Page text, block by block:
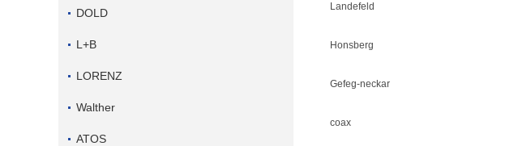
DOLD
L+B
LORENZ
Walther
ATOS
Landefeld
Honsberg
Gefeg-neckar
coax